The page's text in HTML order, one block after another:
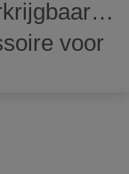
(HSTC),
voor